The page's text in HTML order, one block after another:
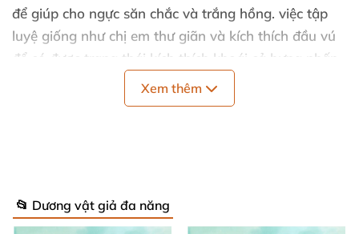
để giúp cho ngực săn chắc và trắng hồng. việc tập
luyệ giống như chị em thư giãn và kích thích đầu vú
để có được trạng thái kích thích khoái cả hưng phấn
Xem thêm
📂 Dương vật giả đa năng